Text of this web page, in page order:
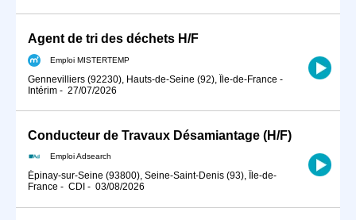
Agent de tri des déchets H/F
Emploi MISTERTEMP
Gennevilliers (92230), Hauts-de-Seine (92), Île-de-France -
Intérim - 27/07/2026
Conducteur de Travaux Désamiantage (H/F)
Emploi Adsearch
Épinay-sur-Seine (93800), Seine-Saint-Denis (93), Île-de-
France - CDI - 03/08/2026